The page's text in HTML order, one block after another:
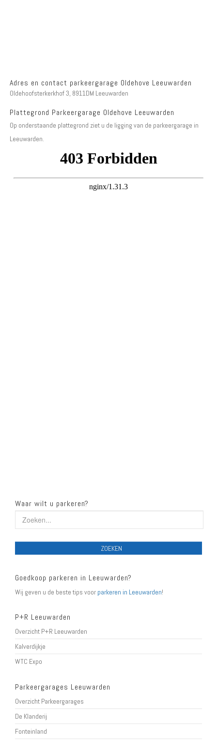
Adres en contact parkeergarage Oldehove Leeuwarden
Oldehoofsterkerkhof 3, 8911DM Leeuwarden
Plattegrond Parkeergarage Oldehove Leeuwarden
Op onderstaande plattegrond ziet u de ligging van de parkeergarage in
Leeuwarden.
Waar wilt u parkeren?
ZOEKEN
Goedkoop parkeren in Leeuwarden?
Wij geven u de beste tips voor parkeren in Leeuwarden!
P+R Leeuwarden
Overzicht P+R Leeuwarden
Kalverdijkje
WTC Expo
Parkeergarages Leeuwarden
Overzicht Parkeergarages
De Klanderij
Fonteinland